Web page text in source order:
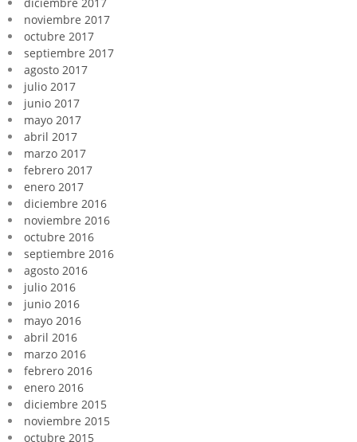
diciembre 2017
noviembre 2017
octubre 2017
septiembre 2017
agosto 2017
julio 2017
junio 2017
mayo 2017
abril 2017
marzo 2017
febrero 2017
enero 2017
diciembre 2016
noviembre 2016
octubre 2016
septiembre 2016
agosto 2016
julio 2016
junio 2016
mayo 2016
abril 2016
marzo 2016
febrero 2016
enero 2016
diciembre 2015
noviembre 2015
octubre 2015